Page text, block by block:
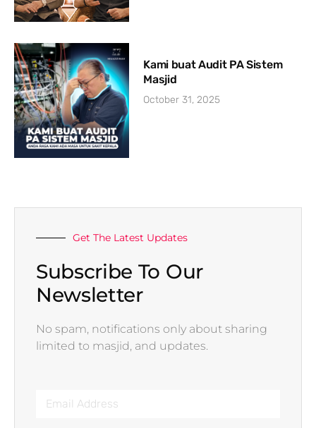
Kami buat Audit PA Sistem
Masjid
October 31, 2025
Get The Latest Updates
Subscribe To Our
Newsletter
No spam, notifications only about sharing
limited to masjid, and updates.